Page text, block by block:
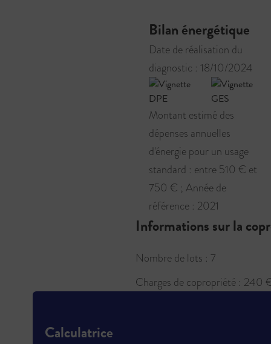
Bilan énergétique
Date de réalisation du
diagnostic : 18/10/2024
Montant estimé des
dépenses annuelles
d'énergie pour un usage
standard : entre 510 € et
750 € ; Année de
référence : 2021
Informations sur la
Nombre de lots : 7
Charges de copropriété : 240
Calculatrice